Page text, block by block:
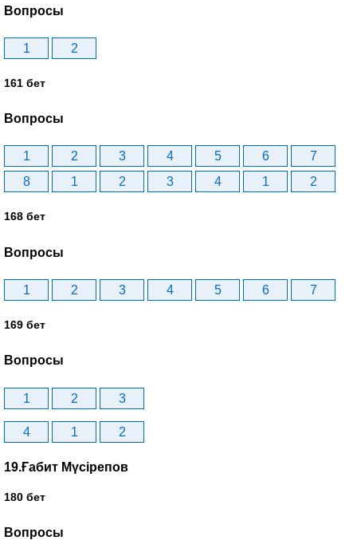
Вопросы
1 2
161 бет
Вопросы
1 2 3 4 5 6
7
8
1 2 3 4 1 2
168 бет
Вопросы
1 2 3 4 5 6 7
169 бет
Вопросы
1 2 3
4 1 2
19.Ғабит Мүсірепов
180 бет
Вопросы